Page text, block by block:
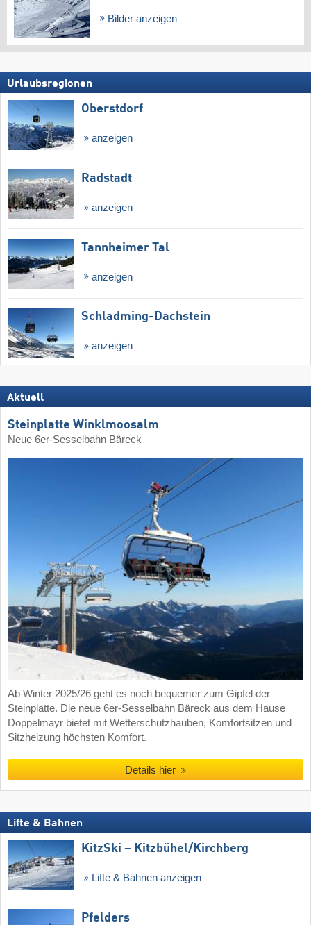
Bilder anzeigen
Urlaubsregionen
Oberstdorf
anzeigen
Radstadt
anzeigen
Tannheimer Tal
anzeigen
Schladming-Dachstein
anzeigen
Aktuell
Steinplatte Winklmoosalm
Neue 6er-Sesselbahn Bäreck
Ab Winter 2025/26 geht es noch bequemer zum Gipfel der
Steinplatte. Die neue 6er-Sesselbahn Bäreck aus dem Hause
Doppelmayr bietet mit Wetterschutzhauben, Komfortsitzen und
Sitzheizung höchsten Komfort.
Details hier
Lifte & Bahnen
KitzSki – Kitzbühel/​Kirchberg
Lifte & Bahnen anzeigen
Pfelders